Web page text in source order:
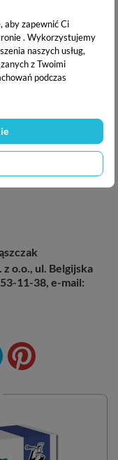
Smart
Captain Smart
Smart
z o.o., ul. Belgijska
11-38, e-mail:
aby zapewnić Ci
. Wykorzystujemy
naszych usług,
z Twoimi
podczas